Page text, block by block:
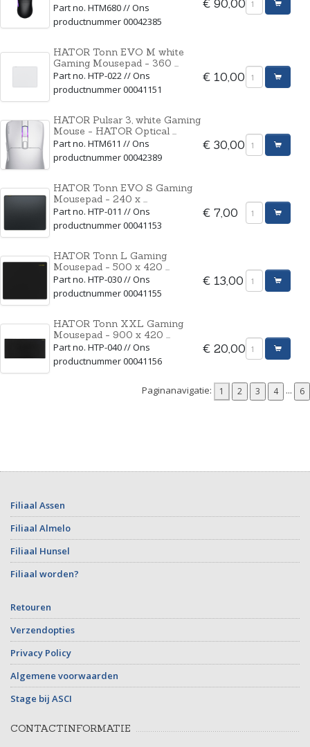
Part no. HTM680 // Ons
productnummer 00042385
€ 90,00
HATOR Tonn EVO M white
Gaming Mousepad - 360 ...
Part no. HTP-022 // Ons
productnummer 00041151
€ 10,00
HATOR Pulsar 3, white Gaming
Mouse - HATOR Optical ...
Part no. HTM611 // Ons
productnummer 00042389
€ 30,00
HATOR Tonn EVO S Gaming
Mousepad - 240 x ...
Part no. HTP-011 // Ons
productnummer 00041153
€ 7,00
HATOR Tonn L Gaming
Mousepad - 500 x 420 ...
Part no. HTP-030 // Ons
productnummer 00041155
€ 13,00
HATOR Tonn XXL Gaming
Mousepad - 900 x 420 ...
Part no. HTP-040 // Ons
productnummer 00041156
€ 20,00
Paginanavigatie: ...
Filiaal Assen
Filiaal Almelo
Filiaal Hunsel
Filiaal worden?
Retouren
Verzendopties
Privacy Policy
Algemene voorwaarden
Stage bij ASCI
CONTACTINFORMATIE